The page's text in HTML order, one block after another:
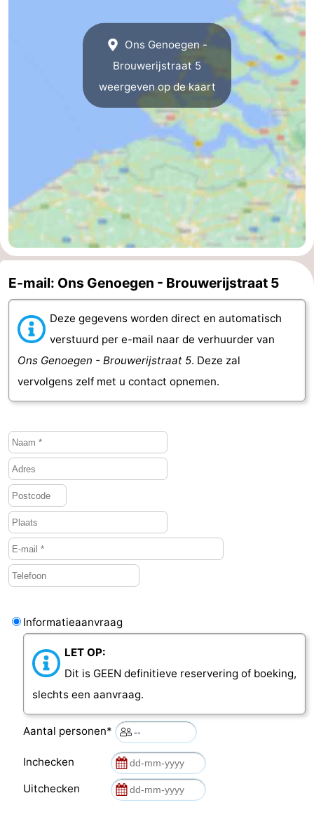
Cadzand
-
Natuur
Het
Weer
Contact
Ons Genoegen -
Brouwerijstraat 5
weergeven op de kaart
E-mail: Ons Genoegen - Brouwerijstraat 5
Deze gegevens worden direct en automatisch
verstuurd per e-mail naar de verhuurder van
Ons Genoegen - Brouwerijstraat 5. Deze zal
vervolgens zelf met u contact opnemen.
Informatieaanvraag
LET OP:
Dit is GEEN definitieve reservering of boeking,
slechts een aanvraag.
Aantal personen*
Inchecken
Uitchecken